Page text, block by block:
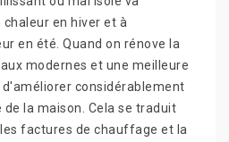
en hiver et à
en été. Quand on rénove la
modernes et une meilleure
considérablement
la maison. Cela se traduit
factures de chauffage et la